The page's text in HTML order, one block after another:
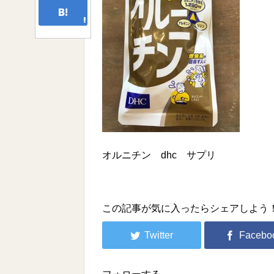
オルニチン dhc サプリ
この記事が気に入ったらシェアしよう